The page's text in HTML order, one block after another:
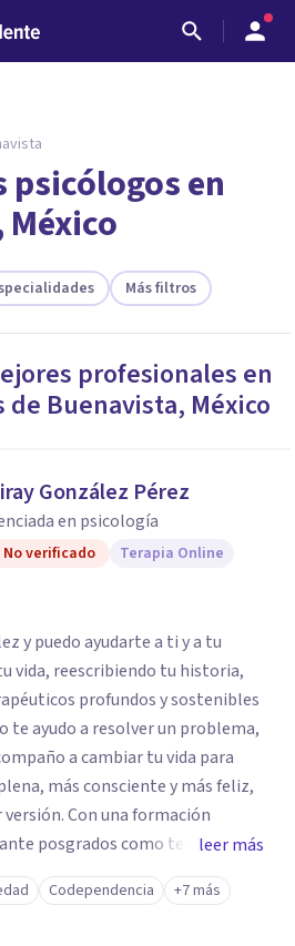
para encontrar el
preguntas y te ofreceremos
se ajustan a tus
cuestionario
psicólogos en
Más filtros
profesionales en
de Buenavista, México
González Pérez
en psicología
No verificado Terapia Online
y puedo ayudarte a ti y a tu
vida, reescribiendo tu historia,
profundos y sostenibles
te ayudo a resolver un problema,
a cambiar tu vida para
más consciente y más feliz,
formación
posgrados como terapeuta
así como con respaldo
clínica de más de 26 años y
leer más
Codependencia +7 más